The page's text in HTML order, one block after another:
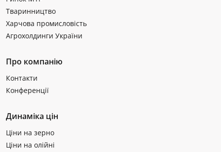
Тваринництво
Харчова промисловість
Агрохолдинги України
Про компанію
Контакти
Конференції
Динаміка цін
Ціни на зерно
Ціни на олійні